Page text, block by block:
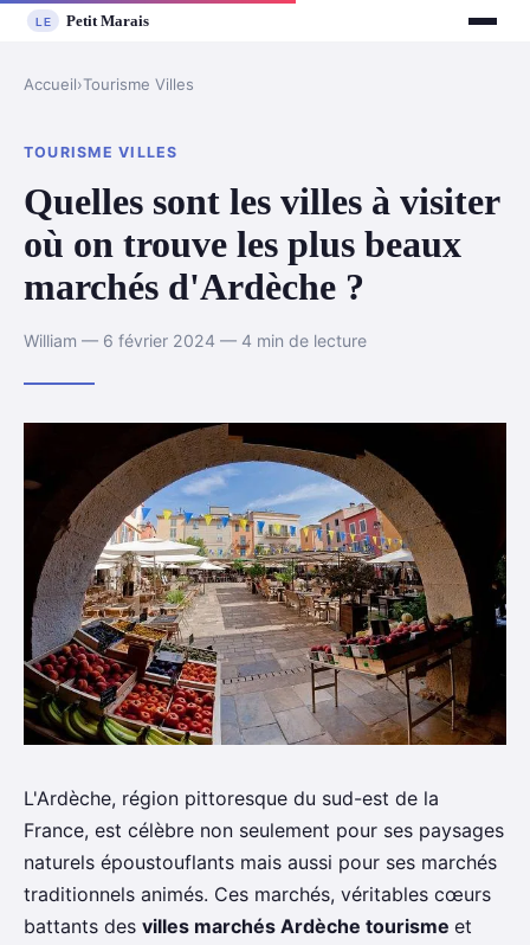
Accueil›Tourisme Villes
TOURISME VILLES
Quelles sont les villes à visiter
où on trouve les plus beaux
marchés d'Ardèche ?
William — 6 février 2024 — 4 min de lecture
L'Ardèche, région pittoresque du sud-est de la
France, est célèbre non seulement pour ses paysages
naturels époustouflants mais aussi pour ses marchés
traditionnels animés. Ces marchés, véritables cœurs
battants des villes marchés Ardèche tourisme et